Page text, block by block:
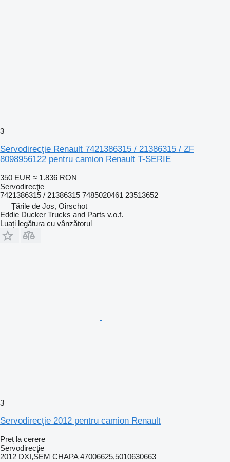
3
Servodirecţie Renault 7421386315 / 21386315 / ZF
8098956122 pentru camion Renault T-SERIE
350 EUR ≈ 1.836 RON
Servodirecţie
7421386315 / 21386315 7485020461 23513652
Țările de Jos, Oirschot
Eddie Ducker Trucks and Parts v.o.f.
Luați legătura cu vânzătorul
3
Servodirecţie 2012 pentru camion Renault
Preț la cerere
Servodirecţie
2012 DXI,SEM CHAPA 47006625,5010630663